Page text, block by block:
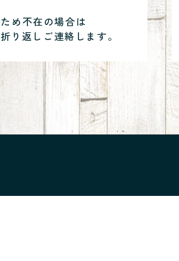
め不在の場合は
り返しご連絡します。